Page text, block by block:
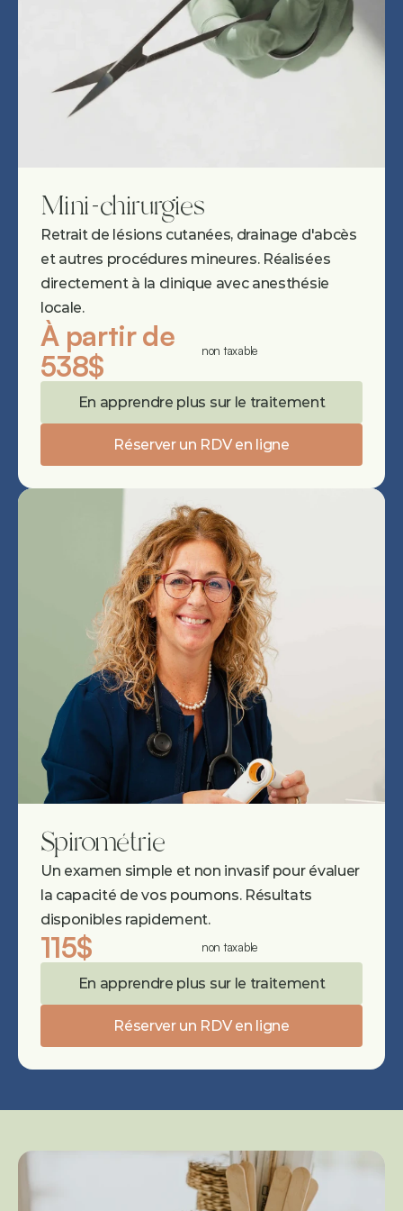
Mini-chirurgies
Retrait de lésions cutanées, drainage d'abcès
et autres procédures mineures. Réalisées
directement à la clinique avec anesthésie
locale.
À partir de
538$
non taxable
En apprendre plus sur le traitement
Réserver un RDV en ligne
Spirométrie
Un examen simple et non invasif pour évaluer
la capacité de vos poumons. Résultats
disponibles rapidement.
115$ non taxable
En apprendre plus sur le traitement
Réserver un RDV en ligne